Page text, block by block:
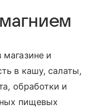
и
в кашу, салаты,
обработки и
пищевых